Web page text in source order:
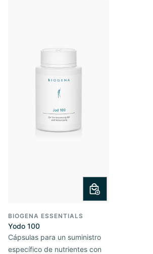
BIOGENA ESSENTIALS
Yodo 100
Cápsulas para un suministro
específico de nutrientes con